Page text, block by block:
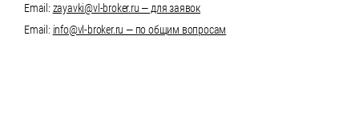
Email: zayavki@vl-broker.ru — для заявок
Email: info@vl-broker.ru — по общим вопросам